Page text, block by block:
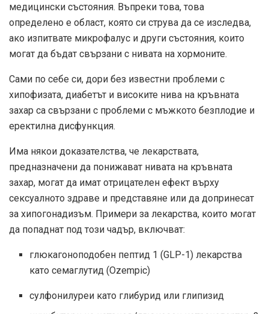
медицински състояния. Въпреки това, това
определено е област, която си струва да се изследва,
ако изпитвате микрофалус и други състояния, които
могат да бъдат свързани с нивата на хормоните.
Сами по себе си, дори без известни проблеми с
хипофизата, диабетът и високите нива на кръвната
захар са свързани с проблеми с мъжкото безплодие и
еректилна дисфункция.
Има някои доказателства, че лекарствата,
предназначени да понижават нивата на кръвната
захар, могат да имат отрицателен ефект върху
сексуалното здраве и представяне или да допринесат
за хипогонадизъм. Примери за лекарства, които могат
да попаднат под този чадър, включват:
глюкагоноподобен пептид 1 (GLP-1) лекарства
като семаглутид (Ozempic)
сулфонилуреи като глибурид или глипизид